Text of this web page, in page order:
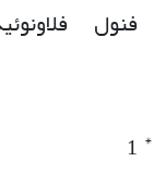
فنول
*
1